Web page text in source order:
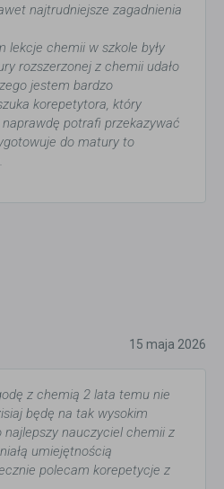
najtrudniejsze zagadnienia
lekcje chemii w szkole były
rozszerzonej z chemii udało
jestem bardzo
korepetytora, który
potrafi przekazywać
do matury to
15 maja 2026
z chemią 2 lata temu nie
będę na tak wysokim
nauczyciel chemii z
umiejętnością
polecam korepetycje z